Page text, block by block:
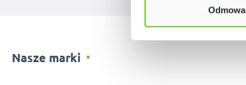
Odmowa
Nasze marki